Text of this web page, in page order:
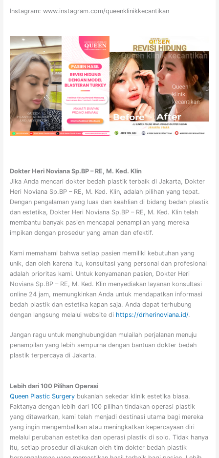
Instagram: www.instagram.com/queenklinikkecantikan
Dokter Heri Noviana Sp.BP – RE, M. Ked. Klin
Jika Anda mencari dokter bedah plastik terbaik di Jakarta, Dokter
Heri Noviana Sp.BP – RE, M. Ked. Klin, adalah pilihan yang tepat.
Dengan pengalaman yang luas dan keahlian di bidang bedah plastik
dan estetika, Dokter Heri Noviana Sp.BP – RE, M. Ked. Klin telah
membantu banyak pasien mencapai penampilan yang mereka
impikan dengan prosedur yang aman dan efektif.
Kami memahami bahwa setiap pasien memiliki kebutuhan yang
unik, dan oleh karena itu, konsultasi yang personal dan profesional
adalah prioritas kami. Untuk kenyamanan pasien, Dokter Heri
Noviana Sp.BP – RE, M. Ked. Klin menyediakan layanan konsultasi
online 24 jam, memungkinkan Anda untuk mendapatkan informasi
bedah plastik dan estetika kapan saja. Anda dapat terhubung
dengan langsung melalui website di https://drherinoviana.id/.
Jangan ragu untuk menghubungidan mulailah perjalanan menuju
penampilan yang lebih sempurna dengan bantuan dokter bedah
plastik terpercaya di Jakarta.
Lebih dari 100 Pilihan Operasi
Queen Plastic Surgerybukanlah sekedar klinik estetika biasa.
Faktanya dengan lebih dari 100 pilihan tindakan operasi plastik
yang ditawarkan, kami telah menjadi destinasi utama bagi mereka
yang ingin mengembalikan atau meningkatkan kepercayaan diri
melalui perubahan estetika dan operasi plastik di solo. Tidak hanya
itu, setiap prosedur dilakukan oleh tim dokter bedah plastik